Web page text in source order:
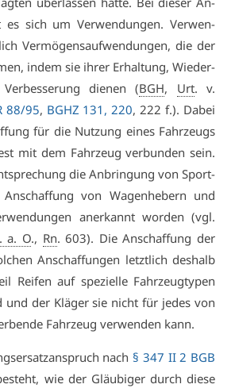
es sich um Ver­wen­dun­gen. Ver­wen­
Ver­mö­gens­auf­wen­dun­gen, die der
in­dem sie ih­rer Er­hal­tung, Wie­der­
die­nen (BGH, Urt. v.
88/95, BGHZ 131, 220, 222 f.). Da­bei
für die Nut­zung ei­nes Fahr­zeugs
mit dem Fahr­zeug ver­bun­den sein.
die An­brin­gung von Sport­
von Wa­gen­he­bern und
an­er­kannt wor­den (vgl.
a. O., Rn. 603). Die An­schaf­fung der
An­schaf­fun­gen letzt­lich des­halb
Rei­fen auf spe­zi­el­le Fahr­zeug­ty­pen
und der Klä­ger sie nicht für je­des von
Fahr­zeug ver­wen­den kann.
nach § 347 II 2 BGB
wie der Gläu­bi­ger durch die­se